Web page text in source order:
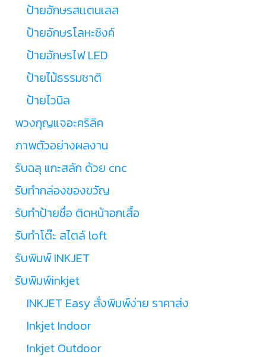
ป้ายอักษรสเเตนเลส
ป้ายอักษรโลหะซิงค์
ป้ายอักษรไฟ LED
ป้ายไม้ธรรมชาติ
ป้ายไวนิล
พวงกุญแจอะคริลิค
ภาพตัวอย่างผลงาน
รับฉลุ แกะสลัก ด้วย cnc
รับทำกล่องของขวัญ
รับทำป้ายชื่อ ติดหน้าอกเสื้อ
รับทำโต๊ะ สไตล์ loft
รับพิมพ์ INKJET
รับพิมพ์inkjet
INKJET Easy สั่งพิมพ์ง่าย ราคาส่ง
Inkjet Indoor
Inkjet Outdoor